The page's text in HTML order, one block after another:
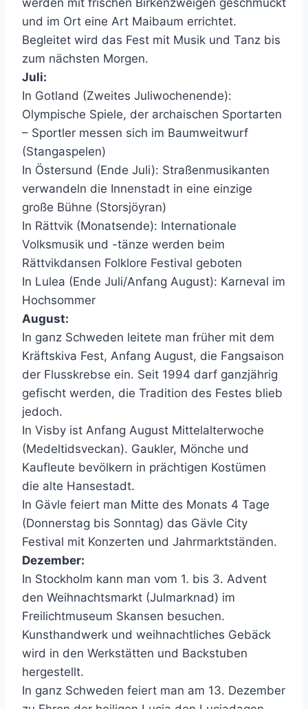
und im Ort eine Art Maibaum errichtet.
Begleitet wird das Fest mit Musik und Tanz bis
zum nächsten Morgen.
Juli:
In Gotland (Zweites Juliwochenende):
Olympische Spiele, der archaischen Sportarten
– Sportler messen sich im Baumweitwurf
(Stangaspelen)
In Östersund (Ende Juli): Straßenmusikanten
verwandeln die Innenstadt in eine einzige
große Bühne (Storsjöyran)
In Rättvik (Monatsende): Internationale
Volksmusik und -tänze werden beim
Rättvikdansen Folklore Festival geboten
In Lulea (Ende Juli/Anfang August): Karneval im
Hochsommer
August:
In ganz Schweden leitete man früher mit dem
Kräftskiva Fest, Anfang August, die Fangsaison
der Flusskrebse ein. Seit 1994 darf ganzjährig
gefischt werden, die Tradition des Festes blieb
jedoch.
In Visby ist Anfang August Mittelalterwoche
(Medeltidsveckan). Gaukler, Mönche und
Kaufleute bevölkern in prächtigen Kostümen
die alte Hansestadt.
In Gävle feiert man Mitte des Monats 4 Tage
(Donnerstag bis Sonntag) das Gävle City
Festival mit Konzerten und Jahrmarktständen.
Dezember:
In Stockholm kann man vom 1. bis 3. Advent
den Weihnachtsmarkt (Julmarknad) im
Freilichtmuseum Skansen besuchen.
Kunsthandwerk und weihnachtliches Gebäck
wird in den Werkstätten und Backstuben
hergestellt.
In ganz Schweden feiert man am 13. Dezember